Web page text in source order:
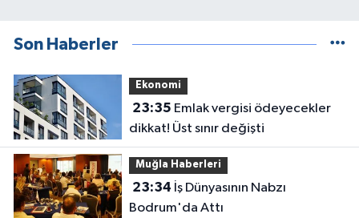
Son Haberler
Ekonomi
23:35
dikkat! Üst sınır değişti
Muğla Haberleri
23:34
Bodrum'da Attı